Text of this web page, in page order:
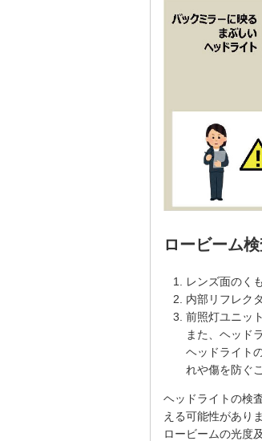
ロービーム
レンズ面のく
内部リフレク
前照灯ユニッ
また、ヘッド
ヘッドライト
れや傷を防ぐ
ヘッドライトの検
える可能性がありま
ロービームの光度